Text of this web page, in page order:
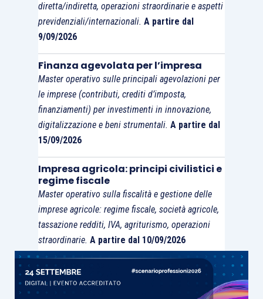
diretta/indiretta, operazioni straordinarie e aspetti
previdenziali/internazionali. A partire dal
9/09/2026
Finanza agevolata per l’impresa
Master operativo sulle principali agevolazioni per
le imprese (contributi, crediti d’imposta,
finanziamenti) per investimenti in innovazione,
digitalizzazione e beni strumentali. A partire dal
15/09/2026
Impresa agricola: principi civilistici e
regime fiscale
Master operativo sulla fiscalità e gestione delle
imprese agricole: regime fiscale, società agricole,
tassazione redditi, IVA, agriturismo, operazioni
straordinarie. A partire dal 10/09/2026